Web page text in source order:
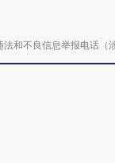
法和不良信息举报电话